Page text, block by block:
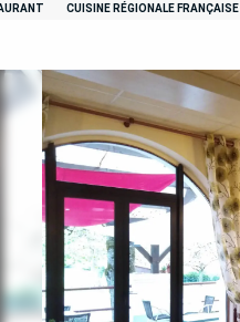
CUISINE RÉGIONALE FRANÇAISE